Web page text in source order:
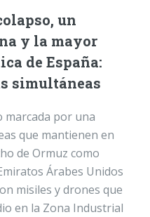
un
y la mayor
de España:
simultáneas
marcada por una
que mantienen en
de Ormuz como
Árabes Unidos
misiles y drones que
en la Zona Industrial